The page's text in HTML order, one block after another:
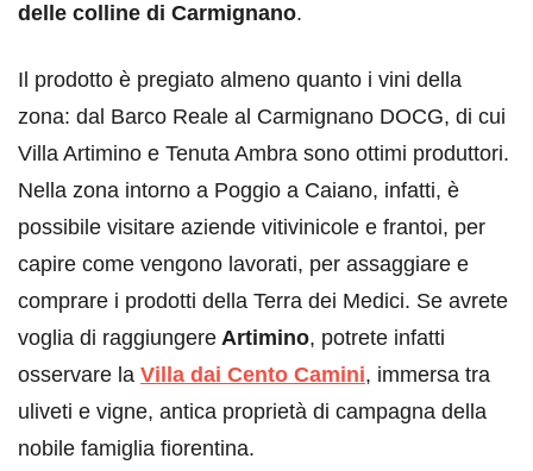
delle colline di Carmignano.
Il prodotto è pregiato almeno quanto i vini della
zona: dal Barco Reale al Carmignano DOCG, di cui
Villa Artimino e Tenuta Ambra sono ottimi produttori.
Nella zona intorno a Poggio a Caiano, infatti, è
possibile visitare aziende vitivinicole e frantoi, per
capire come vengono lavorati, per assaggiare e
comprare i prodotti della Terra dei Medici. Se avrete
voglia di raggiungere Artimino, potrete infatti
osservare la Villa dai Cento Camini, immersa tra
uliveti e vigne, antica proprietà di campagna della
nobile famiglia fiorentina.